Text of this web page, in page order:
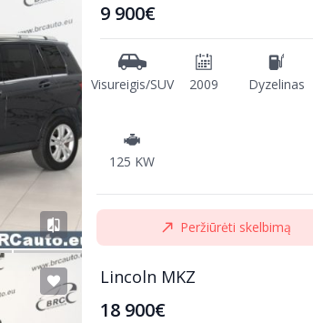
9 900€
Visureigis/SUV 2009 Dyzelinas
125 KW
Peržiūrėti skelbimą
Lincoln MKZ
18 900€